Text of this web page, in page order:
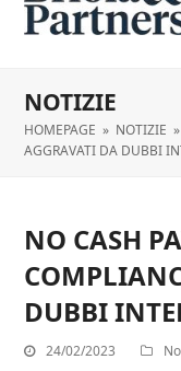
NOTIZIE
HOMEPAGE » NOTIZIE »
AGGRAVATI DA DUBBI
NO CASH
DUBBI
24/02/2023